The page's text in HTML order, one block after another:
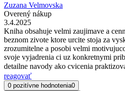
Zuzana Velmovska
Overený nákup
3.4.2025
Kniha obsahuje velmi zaujimave a
beznom zivote ktore urcite stoja za
zrozumitelne a posobi velmi
svoje vyjadrenia ci uz konkretnymi
detailne navody ako cvicenia
reagovať
0 pozitívne hodnotenia0